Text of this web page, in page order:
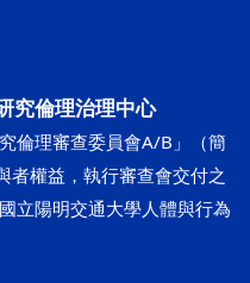
究倫理治理中心
倫理審查委員會A/B」（簡
者權益，執行審查會交付之
立陽明交通大學人體與行為